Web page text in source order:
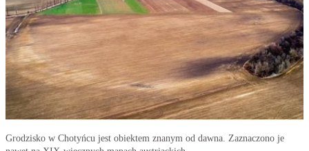
Grodzisko w Chotyńcu jest obiektem znanym od dawna. Zaznaczono je